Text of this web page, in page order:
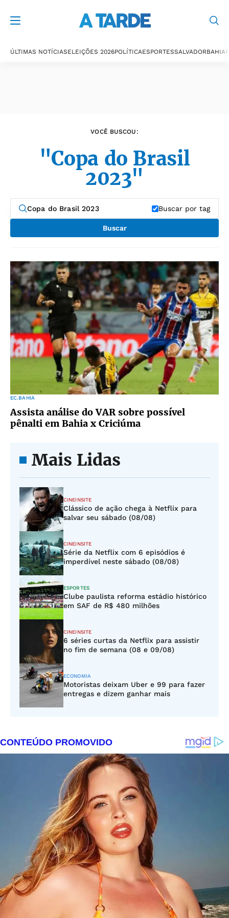
ÚLTIMAS NOTÍCIASELEIÇÕES 2026POLÍTICAESPORTESSALVADORBAHIA
VOCÊ BUSCOU:
"Copa do Brasil
2023"
Buscar por tag
Buscar
EC.BAHIA
Assista análise do VAR sobre possível
pênalti em Bahia x Criciúma
Mais Lidas
CINEINSITE
Clássico de ação chega à Netflix para
salvar seu sábado (08/08)
CINEINSITE
Série da Netflix com 6 episódios é
imperdível neste sábado (08/08)
ESPORTES
Clube paulista reforma estádio histórico
em SAF de R$ 480 milhões
CINEINSITE
6 séries curtas da Netflix para assistir
no fim de semana (08 e 09/08)
ECONOMIA
Motoristas deixam Uber e 99 para fazer
entregas e dizem ganhar mais